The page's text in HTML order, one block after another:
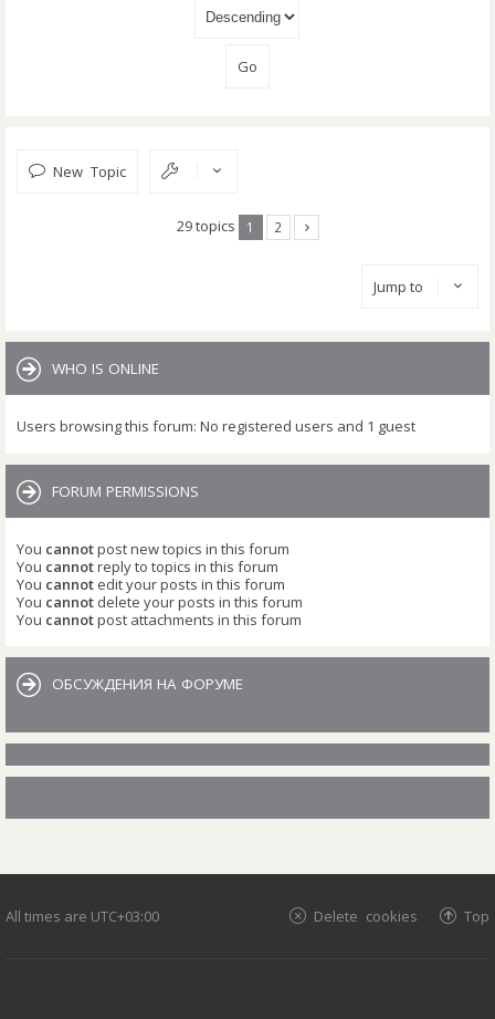
New Topic
29 topics 1 2
Jump to
WHO IS ONLINE
Users browsing this forum: No registered users and 1 guest
FORUM PERMISSIONS
You cannotpost new topics in this forum
You cannotreply to topics in this forum
You cannot edit your posts in this forum
You cannot delete your posts in this forum
You cannotpost attachments in this forum
ОБСУЖДЕНИЯ НА ФОРУМЕ
All times are UTC+03:00 Top
Delete cookies